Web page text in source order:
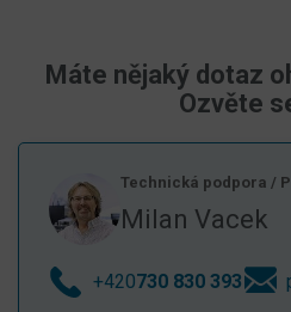
Máte nějaký dotaz
Ozvěte
Technická podpora /
Milan Vacek
+420730 830 393